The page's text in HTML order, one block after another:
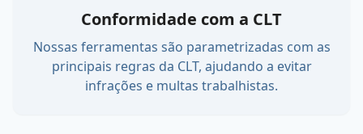
Conformidade com a CLT
Nossas ferramentas são parametrizadas com as
principais regras da CLT, ajudando a evitar
infrações e multas trabalhistas.